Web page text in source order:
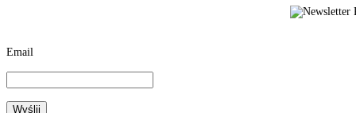
Email